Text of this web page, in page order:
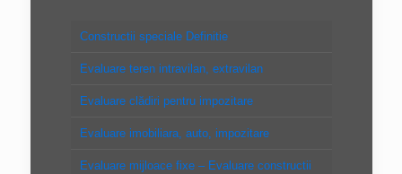
Constructii speciale Definitie
Evaluare teren intravilan, extravilan
Evaluare clădiri pentru impozitare
Evaluare imobiliara, auto, impozitare
Evaluare mijloace fixe – Evaluare constructii